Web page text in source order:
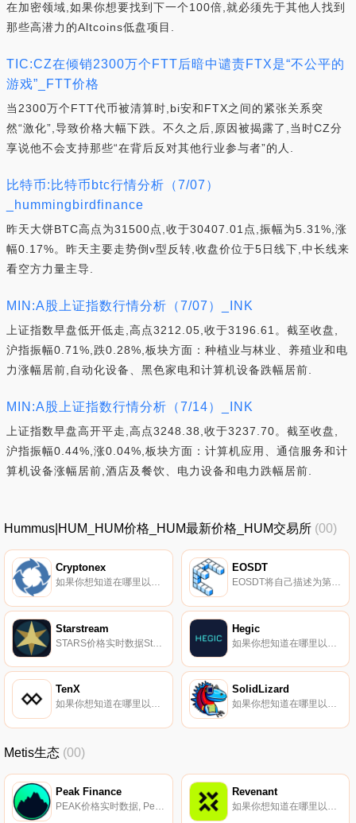
在加密领域,如果你想要找到下一个100倍,就必须先于其他人找到
那些高潜力的Altcoins低盘项目.
TIC:CZ在倾销2300万个FTT后暗中谴责FTX是“不公平的
游戏”_FTT价格
当2300万个FTT代币被清算时,bi安和FTX之间的紧张关系突
然“激化”,导致价格大幅下跌。不久之后,原因被揭露了,当时CZ分
享说他不会支持那些“在背后反对其他行业参与者”的人.
比特币:比特币btc行情分析（7/07）
_hummingbirdfinance
昨天大饼BTC高点为31500点,收于30407.01点,振幅为5.31%,涨
幅0.17%。昨天主要走势倒v型反转,收盘价位于5日线下,中长线来
看空方力量主导.
MIN:A股上证指数行情分析（7/07）_INK
上证指数早盘低开低走,高点3212.05,收于3196.61。截至收盘,
沪指振幅0.71%,跌0.28%,板块方面：种植业与林业、养殖业和电
力涨幅居前,自动化设备、黑色家电和计算机设备跌幅居前.
MIN:A股上证指数行情分析（7/14）_INK
上证指数早盘高开平走,高点3248.38,收于3237.70。截至收盘,
沪指振幅0.44%,涨0.04%,板块方面：计算机应用、通信服务和计
算机设备涨幅居前,酒店及餐饮、电力设备和电力跌幅居前.
Hummus|HUM_HUM价格_HUM最新价格_HUM交易所 (00)
Cryptonex
如果你想知道在哪里以当前价格购买Cryptonex,目前交易Cryptonex-股票的顶级加密货币交易所是{Cryptonex]。您可以在我们的加密货币交易所页面上找到其他列表。Cryptonex（CNX）代表投资金融集团为｛CNXnname｝交易所开发的区块链上的加密货币.
EOSDT
EOSDT将自己描述为第一个基于均衡框架和EOS区块链的与美元挂钩的去中心化稳定币。EOSDT由智能合约上的EOS抵押品透明地支持。EOSDT正在利用EOS加密货币,旨在为市场增加额外的流动性.
Starstream
STARS价格实时数据Starstream是一套产品,用于在Metis L2汇总上提供产量聚合和产量生成。该协议由不同的开发人员维护,并由STARS持有者管理.
Hegic
TenX
如果你想知道在哪里以当前价格购买TenX,目前交易{TenX]股票的顶级加密货币交易所是OKX、Gate.io、BitUBU、HitBTC和Bittrex。您可以在我们的加密货币交易所页面上找到其他列表。TenX（PAY）是一个支付平台,旨在让用户能够使用加密货币进行日常交易.
SolidLizard
如果你想知道在哪里以当前价格购买SolidLizard,目前交易{SolidLizard]股票的顶级加密货币交易所是BKEX、Uniswap（V3）（ArSLIZtrum）、HotSLIZt和SolidLizard。您可以在我们的加密货币交易所页面上找到其他列表.
Metis生态 (00)
Peak Finance Revenant